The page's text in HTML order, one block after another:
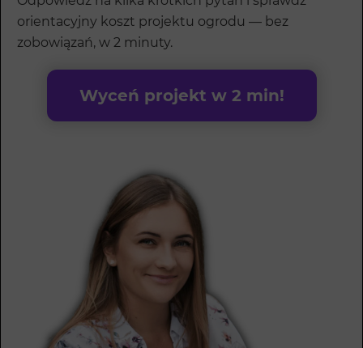
orientacyjny koszt projektu ogrodu — bez
zobowiązań, w 2 minuty.
Wyceń projekt w 2 min!